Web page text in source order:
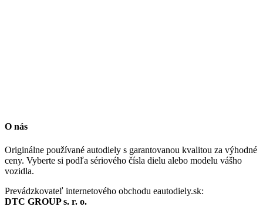
O nás
Originálne používané autodiely s garantovanou kvalitou za výhodné
ceny. Vyberte si podľa sériového čísla dielu alebo modelu vášho
vozidla.
Prevádzkovateľ internetového obchodu eautodiely.sk:
DTC GROUP s. r. o.